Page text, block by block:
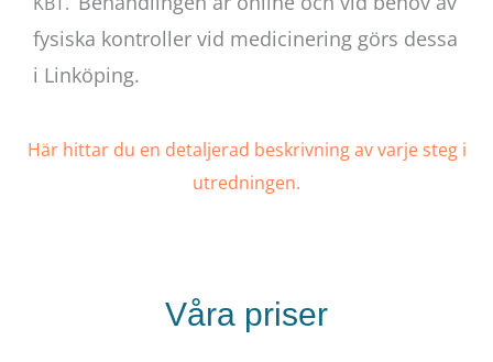
fysiska kontroller vid medicinering görs dessa
i Linköping.
Här hittar du en detaljerad beskrivning av varje steg i
utredningen.
Våra priser